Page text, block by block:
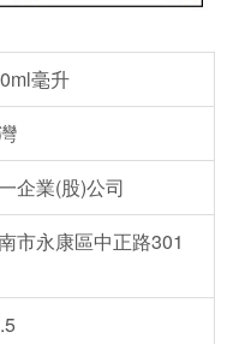
毫升
企業(股)公司
市永康區中正路301